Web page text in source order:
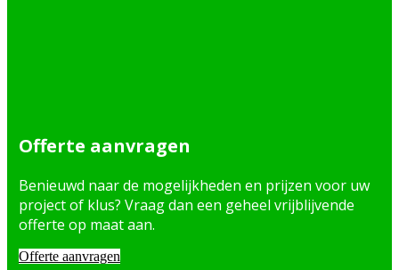
Offerte aanvragen
Benieuwd naar de mogelijkheden en prijzen voor uw
project of klus? Vraag dan een geheel vrijblijvende
offerte op maat aan.
Offerte aanvragen